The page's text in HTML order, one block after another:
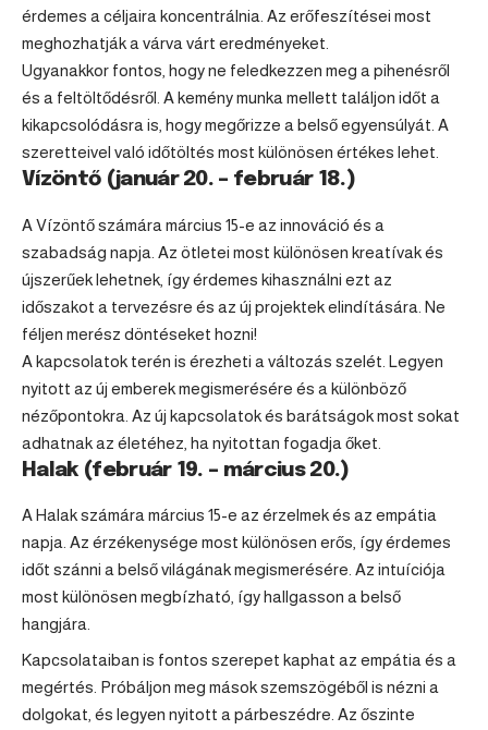
érdemes a céljaira koncentrálnia. Az erőfeszítései most
meghozhatják a várva várt eredményeket.
Ugyanakkor fontos, hogy ne feledkezzen meg a pihenésről
és a feltöltődésről. A kemény munka mellett találjon időt a
kikapcsolódásra is, hogy megőrizze a belső egyensúlyát. A
szeretteivel való időtöltés most különösen értékes lehet.
Vízöntő (január 20. – február 18.)
A Vízöntőszámára március 15-e az innováció és a
szabadság napja. Az ötletei most különösen kreatívak és
újszerűek lehetnek, így érdemes kihasználni ezt az
időszakot a tervezésre és az új projektek elindítására. Ne
féljen merész döntéseket hozni!
A kapcsolatok terén is érezheti a változás szelét. Legyen
nyitott az új emberek megismerésére és a különböző
nézőpontokra. Az új kapcsolatok és barátságok most sokat
adhatnak az életéhez, ha nyitottan fogadja őket.
Halak (február 19. – március 20.)
A Halakszámára március 15-e az érzelmek és az empátia
napja. Az érzékenysége most különösen erős, így érdemes
időt szánni a belső világának megismerésére. Az intuíciója
most különösen megbízható, így hallgasson a belső
hangjára.
Kapcsolataiban is fontos szerepet kaphat az empátia és a
megértés. Próbáljon meg mások szemszögéből is nézni a
dolgokat, és legyen nyitott a párbeszédre. Az őszinte